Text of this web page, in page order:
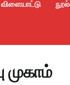
விளையாட்டு
முகாம்